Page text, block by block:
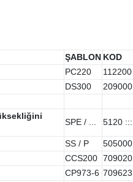
ŞABLON KOD
PC220
112200
DS300
209000
SPE / ... 5120 :::
SS / P
505000
CCS200 709020
CP973-6 709623